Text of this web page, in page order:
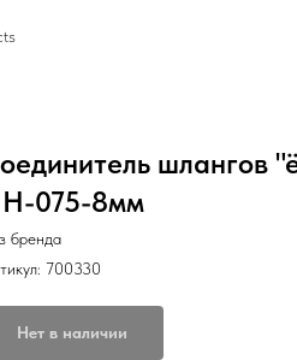
шлангов
075-8мм
бренда
700330
Нет в наличии